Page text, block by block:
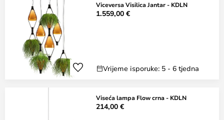
Viceversa Visilica Jantar - KDLN
1.559,00 €
Vrijeme isporuke: 5 - 6 tjedna
Viseća lampa Flow crna - KDLN
214,00 €